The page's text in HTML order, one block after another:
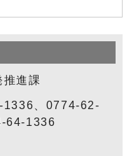
進課
1336、0774-62-
64-1336